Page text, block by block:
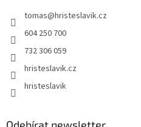
tomas@hristeslavik.cz
604 250 700
732 306 059
hristeslavik.cz
hristeslavik